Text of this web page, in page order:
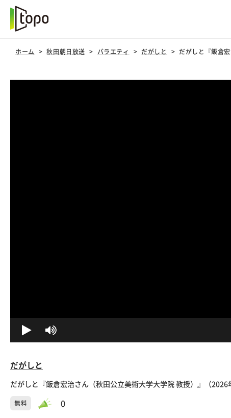
ホーム 秋田朝日放送 バラエティ だがしと だがしと『飯倉
だがしと
だがしと『飯倉宏治さん（秋田公立美術大学大学院 教授）』（2026
無料 0